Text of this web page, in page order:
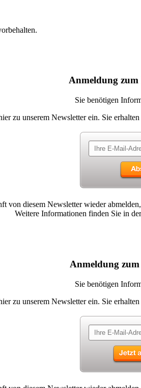
Anmeldung zum
Sie benötigen
zu unserem Newsletter ein. Sie
von diesem Newsletter wieder
Weitere Informationen finden Sie in
Anmeldung
Sie benötigen
zu unserem Newsletter ein. Sie